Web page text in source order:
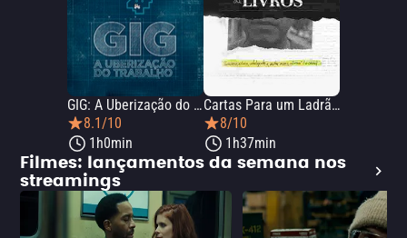
GIG: A Uberização do Trabalho
8.1/10
1h0min
Cartas Para um Ladrão de Livros
8/10
1h37min
Filmes: lançamentos da semana nos
streamings